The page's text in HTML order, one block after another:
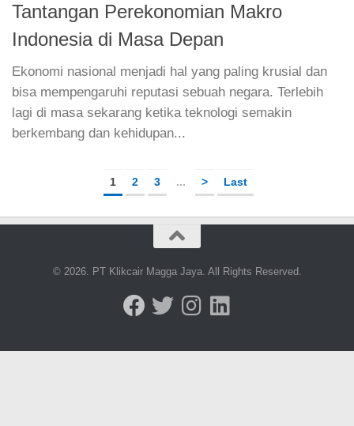
Tantangan Perekonomian Makro
Indonesia di Masa Depan
Ekonomi nasional menjadi hal yang paling krusial dan
bisa mempengaruhi reputasi sebuah negara. Terlebih
lagi di masa sekarang ketika teknologi semakin
berkembang dan kehidupan...
1 2 3 ... > Last
© 2026. PT Klikcair Magga Jaya. All Rights Reserved.